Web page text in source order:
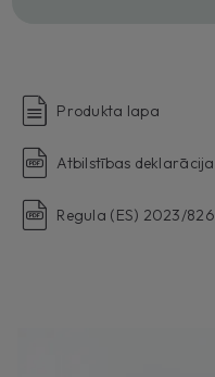
Produkta lapa
Atbilstības deklarācija
Regula (ES) 2023/826